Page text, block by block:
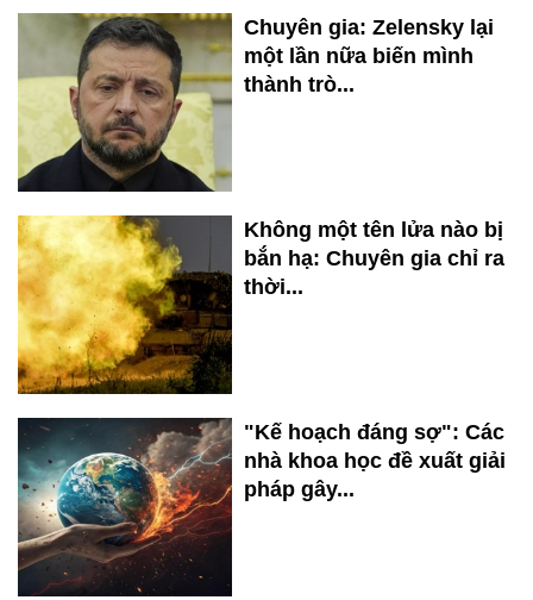
Chuyên gia: Zelensky lại
một lần nữa biến mình
thành trò...
Không một tên lửa nào bị
bắn hạ: Chuyên gia chỉ ra
thời...
"Kế hoạch đáng sợ": Các
nhà khoa học đề xuất giải
pháp gây...